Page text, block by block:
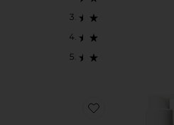
Favorite